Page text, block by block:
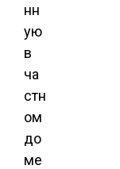
нн
ую
в
ча
стн
ом
до
ме